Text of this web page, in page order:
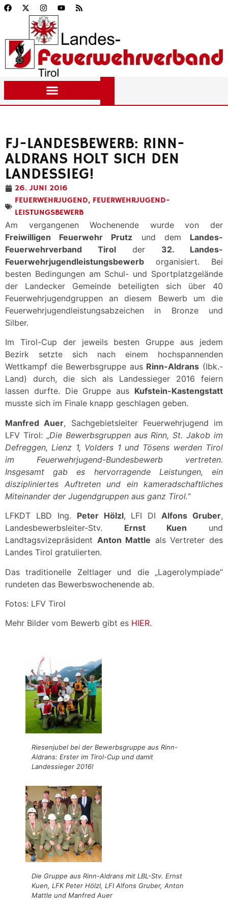
FJ-LANDESBEWERB: RINN-
ALDRANS HOLT SICH DEN
LANDESSIEG!
26. JUNI 2016
FEUERWEHRJUGEND, FEUERWEHRJUGEND-
LEISTUNGSBEWERB
Am vergangenen Wochenende wurde von der
Freiwilligen Feuerwehr Prutz und dem Landes-
Feuerwehrverband Tirol der 32. Landes-
Feuerwehrjugendleistungsbewerb organisiert. Bei
besten Bedingungen am Schul- und Sportplatzgelände
der Landecker Gemeinde beteiligten sich über 40
Feuerwehrjugendgruppen an diesem Bewerb um die
Feuerwehrjugendleistungsabzeichen in Bronze und
Silber.
Im Tirol-Cup der jeweils besten Gruppe aus jedem
Bezirk setzte sich nach einem hochspannenden
Wettkampf die Bewerbsgruppe aus Rinn-Aldrans (Ibk.-
Land) durch, die sich als Landessieger 2016 feiern
lassen durfte. Die Gruppe aus Kufstein-Kastengstatt
musste sich im Finale knapp geschlagen geben.
Manfred Auer, Sachgebietsleiter Feuerwehrjugend im
LFV Tirol: „Die Bewerbsgruppen aus Rinn, St. Jakob im
Defreggen, Lienz 1, Volders 1 und Tösens werden Tirol
im Feuerwehrjugend-Bundesbewerb vertreten.
Insgesamt gab es hervorragende Leistungen, ein
diszipliniertes Auftreten und ein kameradschaftliches
Miteinander der Jugendgruppen aus ganz Tirol.“
LFKDT LBD Ing. Peter Hölzl, LFI DIAlfons Gruber,
Landesbewerbsleiter-Stv. Ernst Kuen und
Landtagsvizepräsident Anton Mattle als Vertreter des
Landes Tirol gratulierten.
Das traditionelle Zeltlager und die „Lagerolympiade“
rundeten das Bewerbswochenende ab.
Fotos: LFV Tirol
Mehr Bilder vom Bewerb gibt es HIER.
Riesenjubel bei der Bewerbsgruppe aus Rinn-
Aldrans: Erster im Tirol-Cup und damit
Landessieger 2016!
Die Gruppe aus Rinn-Aldrans mit LBL-Stv. Ernst
Kuen, LFK Peter Hölzl, LFI Alfons Gruber, Anton
Mattle und Manfred Auer